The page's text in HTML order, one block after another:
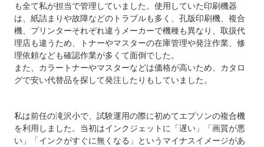
も全て私が担当で管理していました。使用していた印刷機器
は、紙詰まりや故障などのトラブルも多く、孔版印刷機、複合
機、プリンターそれぞれ違うメーカーで機種も異なり、取扱代
理店も違うため、トナーやマスターの在庫管理や発注作業、修
理依頼なども確認作業が多くて面倒でした。
また、カラートナーやマスターなどは価格が高いため、カタロ
グで安い代替品を探して発注したりもしていました。
私は前任の滝沢小で、試験運用の際に初めてエプソンの複合機
を利用しました。当初はインクジェットに「遅い」「画質が悪
い」「インクがすぐに無くなる」というマイナスイメージがあ